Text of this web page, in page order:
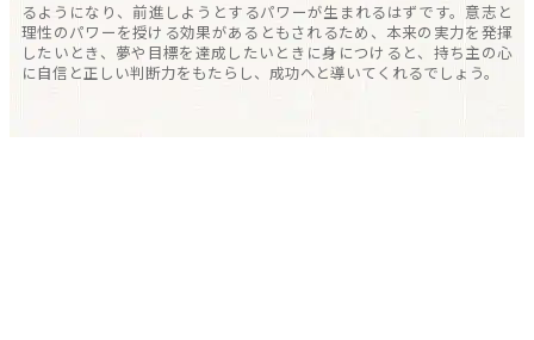
るようになり、前進しようとするパワーが生まれるはずです。意志と
理性のパワーを授ける効果があるともされるため、本来の実力を発揮
したいとき、夢や目標を達成したいときに身につけると、持ち主の心
に自信と正しい判断力をもたらし、成功へと導いてくれるでしょう。